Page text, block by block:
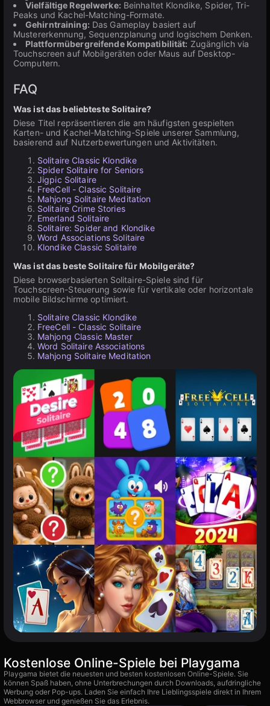
Vielfältige Regelwerke: Beinhaltet Klondike, Spider, Tri-
Peaks und Kachel-Matching-Formate.
Gehirntraining: Das Gameplay basiert auf
Mustererkennung, Sequenzplanung und logischem Denken.
Plattformübergreifende Kompatibilität: Zugänglich via
Touchscreen auf Mobilgeräten oder Maus auf Desktop-
Computern.
FAQ
Was ist das beliebteste Solitaire?
Diese Titel repräsentieren die am häufigsten gespielten
Karten- und Kachel-Matching-Spiele unserer Sammlung,
basierend auf Nutzerbewertungen und Aktivitäten.
Solitaire Classic Klondike
Spider Solitaire for Seniors
Jigpic Solitaire
FreeCell - Classic Solitaire
Mahjong Solitaire Meditation
Solitaire Crime Stories
Emerland Solitaire
Solitaire: Spider and Klondike
Word Associations Solitaire
Klondike Classic Solitaire
Was ist das beste Solitaire für Mobilgeräte?
Diese browserbasierten Solitaire-Spiele sind für
Touchscreen-Steuerung sowie für vertikale oder horizontale
mobile Bildschirme optimiert.
Solitaire Classic Klondike
FreeCell - Classic Solitaire
Mahjong Classic Master
Word Solitaire Associations
Mahjong Solitaire Meditation
Kostenlose Online-Spiele bei Playgama
Playgama bietet die neuesten und besten kostenlosen Online-Spiele. Sie
können Spaß haben, ohne Unterbrechungen durch Downloads, aufdringliche
Werbung oder Pop-ups. Laden Sie einfach Ihre Lieblingsspiele direkt in Ihrem
Webbrowser und genießen Sie das Erlebnis.